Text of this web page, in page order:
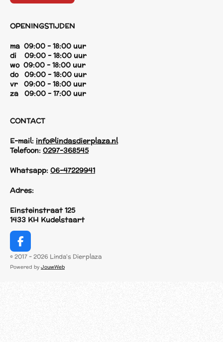
OPENINGSTIJDEN
ma 09:00 - 18:00 uur
di 09:00 - 18:00 uur
wo 09:00 - 18:00 uur
do 09:00 - 18:00 uur
vr 09:00 - 18:00 uur
za 09:00 - 17:00 uur
CONTACT
E-mail: info@lindasdierplaza.nl
Telefoon: 0297-368545
Whatsapp: 06-47229941
Adres:
Einsteinstraat 125
1433 KH Kudelstaart
F
a
c
© 2017 - 2026 Linda's Dierplaza
Powered by JouwWeb